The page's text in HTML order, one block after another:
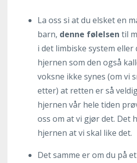
La oss si at du elsket en
barn, denne følelsen til
i det limbiske system eller
hjernen som den også
voksne ikke synes (om vi
etter) at retten er så
hjernen vår hele tiden
oss om at vi gjør det. Det
hjernen at vi skal like det.
Det samme er om du på